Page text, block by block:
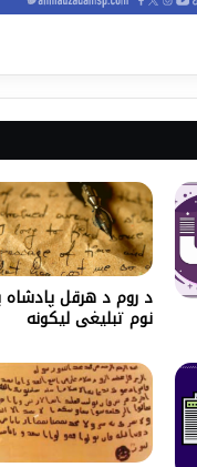
د روم د هرقل پادشاه
نوم تبلیغی لیکونه